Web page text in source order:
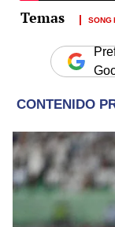
SONG